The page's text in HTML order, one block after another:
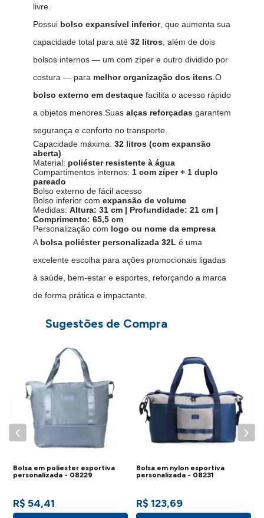
livre.
Possui bolso expansível inferior, que aumenta sua
capacidade total para até 32 litros, além de dois
bolsos internos — um com zíper e outro dividido por
costura — para melhor organização dos itens.O
bolso externo em destaquefacilita o acesso rápido
a objetos menores.Suas alças reforçadasgarantem
segurança e conforto no transporte.
Capacidade máxima: 32 litros (com expansão
aberta)
Material: poliéster resistente à água
Compartimentos internos: 1 com zíper + 1 duplo
pareado
Bolso externo de fácil acesso
Bolso inferior com expansão de volume
Medidas: Altura: 31 cm | Profundidade: 21 cm |
Comprimento: 65,5 cm
Personalização com logo ou nome da empresa
A bolsa poliéster personalizada 32L é uma
excelente escolha para ações promocionais ligadas
à saúde, bem-estar e esportes, reforçando a marca
de forma prática e impactante.
Sugestões de Compra
Bolsa em poliester esportiva
personalizada - 08229
R$ 54,41
Bolsa em nylon esportiva
personalizada - 08231
R$ 123,69